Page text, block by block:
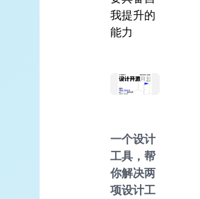
我提升的
能力
一个设计
工具，帮
你解决两
项设计工